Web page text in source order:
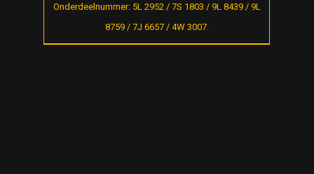
Onderdeelnummer: 5L 2952 / 7S 1803 / 9L 8439 / 9L
8759 / 7J 6657 / 4W 3007.